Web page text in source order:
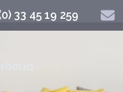
33 45 19 259